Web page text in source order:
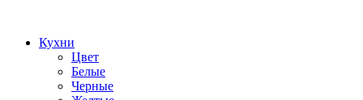
Кухни
Цвет
Белые
Черные